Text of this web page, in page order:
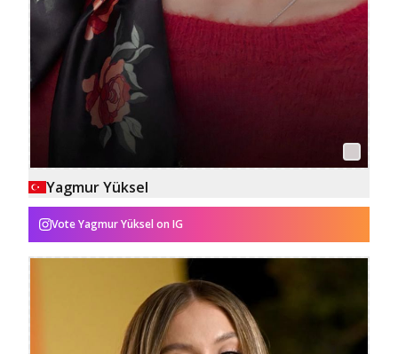
Yagmur Yüksel
VoteYagmur Yüksel on IG